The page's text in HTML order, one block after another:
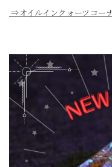
⇒オイルインクォーツコー